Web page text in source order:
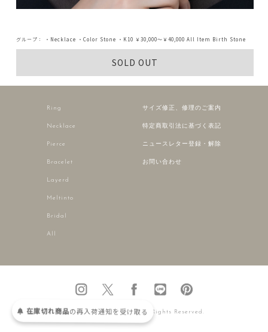
グループ： ・Necklace ・Color Stone ・K10 ￥30,000～￥40,000 All Item Birth Stone
SOLD OUT
Ring
Necklace
Pierce
Bracelet
Layerd
Meltinto
Bridal
All
サイズ修正、修理のご案内
特定商取引法に基づく表記
ニュースレター登録・解除
お問い合わせ
2016 © AURORA GRAN All Rights Reserved.
在庫切れ商品の再入荷通知を受け取る